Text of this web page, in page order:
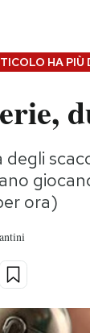
HA PIÙ
degli
ora)